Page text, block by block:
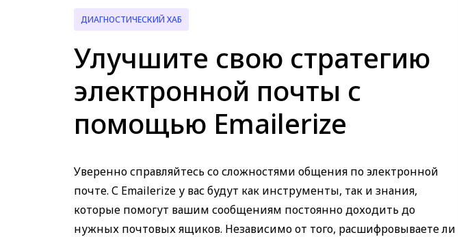
ДИАГНОСТИЧЕСКИЙ ХАБ
Улучшите свою стратегию
электронной почты с
помощью Emailerize
Уверенно справляйтесь со сложностями общения по электронной
почте. С Emailerize у вас будут как инструменты, так и знания,
которые помогут вашим сообщениям постоянно доходить до
нужных почтовых ящиков. Независимо от того, расшифровываете ли